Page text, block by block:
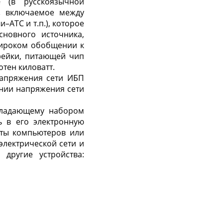
включаемое между
и т.п.), которое
источника,
обобщении к
питающей чип
киловатт.
сети ИБП
напряжения сети
набором
в его электронную
компьютеров или
сети и
устройства: